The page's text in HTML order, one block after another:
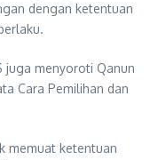
dengan ketentuan
juga menyoroti Qanun
Cara Pemilihan dan
memuat ketentuan